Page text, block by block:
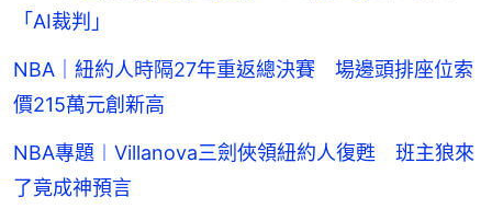
「AI裁判」
NBA｜紐約人時隔27年重返總決賽 場邊頭排座位索
價215萬元創新高
NBA專題︱Villanova三劍俠領紐約人復甦 班主狼來
了竟成神預言